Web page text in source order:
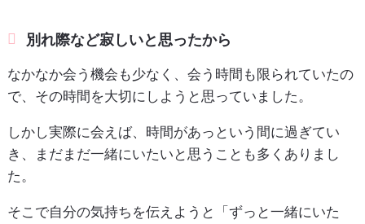
別れ際など寂しいと思ったから
なかなか会う機会も少なく、会う時間も限られていたの
で、その時間を大切にしようと思っていました。
しかし実際に会えば、時間があっという間に過ぎてい
き、まだまだ一緒にいたいと思うことも多くありまし
た。
そこで自分の気持ちを伝えようと「ずっと一緒にいた